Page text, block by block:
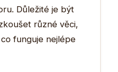
Důležité je být
různé věci,
funguje nejlépe